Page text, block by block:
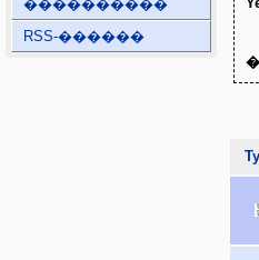
����������
RSS-������